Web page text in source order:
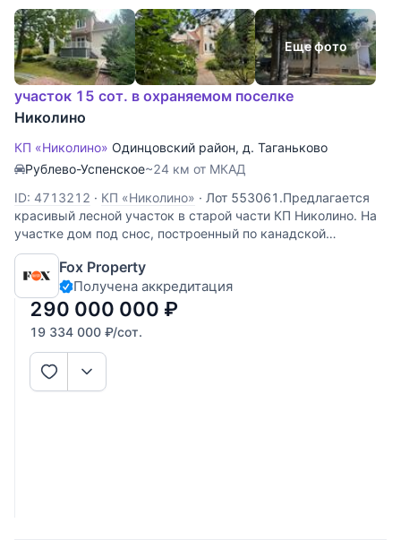
Еще фото
участок 15 сот. в охраняемом поселке
Николино
КП «Николино» Одинцовский район, д. Таганьково
Рублево-Успенское~24 км от МКАД
ID: 4713212 · КП «Николино» · Лот 553061.Предлагается
красивый лесной участок в старой части КП Николино. На
участке дом под снос, построенный по канадской
технологии. Красивые лесные деревья, соседи все
построены. Все коммуникации центральные.
Fox Property
Получена аккредитация
290 000 000 ₽
19 334 000 ₽/сот.